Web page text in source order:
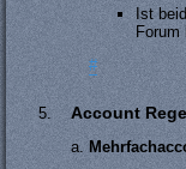
Ist
Forum
#
Account